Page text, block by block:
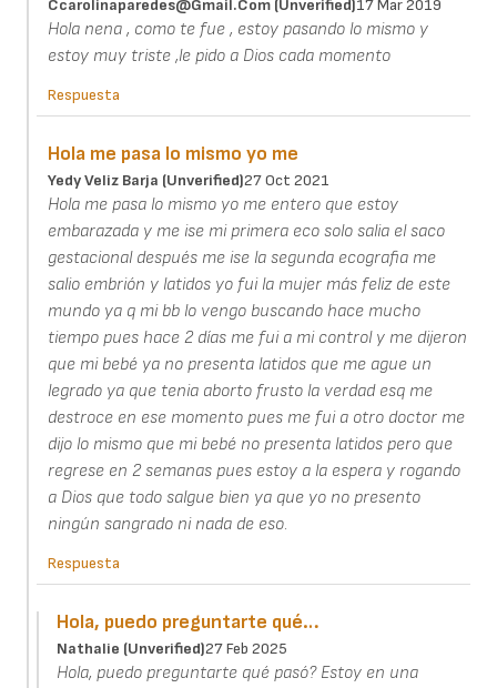
Ccarolinaparedes@gmail.com (unverified)17 Mar 2019
Hola nena , como te fue , estoy pasando lo mismo y
estoy muy triste ,le pido a Dios cada momento
Respuesta
Hola me pasa lo mismo yo me
Yedy Veliz Barja (unverified)27 Oct 2021
Hola me pasa lo mismo yo me entero que estoy
embarazada y me ise mi primera eco solo salia el saco
gestacional después me ise la segunda ecografia me
salio embrión y latidos yo fui la mujer más feliz de este
mundo ya q mi bb lo vengo buscando hace mucho
tiempo pues hace 2 días me fui a mi control y me dijeron
que mi bebé ya no presenta latidos que me ague un
legrado ya que tenia aborto frusto la verdad esq me
destroce en ese momento pues me fui a otro doctor me
dijo lo mismo que mi bebé no presenta latidos pero que
regrese en 2 semanas pues estoy a la espera y rogando
a Dios que todo salgue bien ya que yo no presento
ningún sangrado ni nada de eso.
Respuesta
Hola, puedo preguntarte qué…
Nathalie (unverified)27 Feb 2025
Hola, puedo preguntarte qué pasó? Estoy en una